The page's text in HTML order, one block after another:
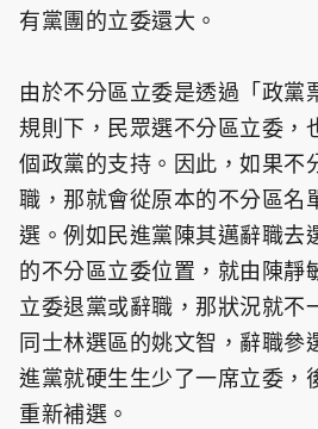
有黨團的立委還大。
由於不分區立委是透過「政黨
規則下，民眾選不分區立委，
個政黨的支持。因此，如果不
職，那就會從原本的不分區名
選。例如民進黨陳其邁辭職去
的不分區立委位置，就由陳靜
立委退黨或辭職，那狀況就不
同士林選區的姚文智，辭職參
進黨就硬生生少了一席立委，
重新補選。